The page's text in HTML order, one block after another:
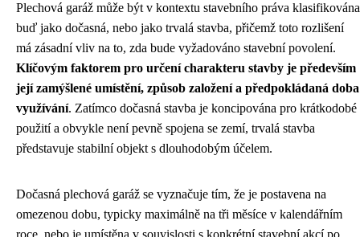
Plechová garáž může být v kontextu stavebního práva klasifikována
buď jako dočasná, nebo jako trvalá stavba, přičemž toto rozlišení
má zásadní vliv na to, zda bude vyžadováno stavební povolení.
Klíčovým faktorem pro určení charakteru stavby je především
její zamýšlené umístění, způsob založení a předpokládaná doba
využívání. Zatímco dočasná stavba je koncipována pro krátkodobé
použití a obvykle není pevně spojena se zemí, trvalá stavba
představuje stabilní objekt s dlouhodobým účelem.
Dočasná plechová garáž se vyznačuje tím, že je postavena na
omezenou dobu, typicky maximálně na tři měsíce v kalendářním
roce, nebo je umístěna v souvislosti s konkrétní stavební akcí po